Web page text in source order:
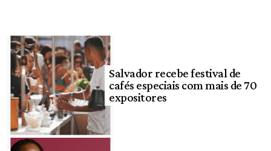
Salvador recebe festival de
cafés especiais com mais de 70
expositores